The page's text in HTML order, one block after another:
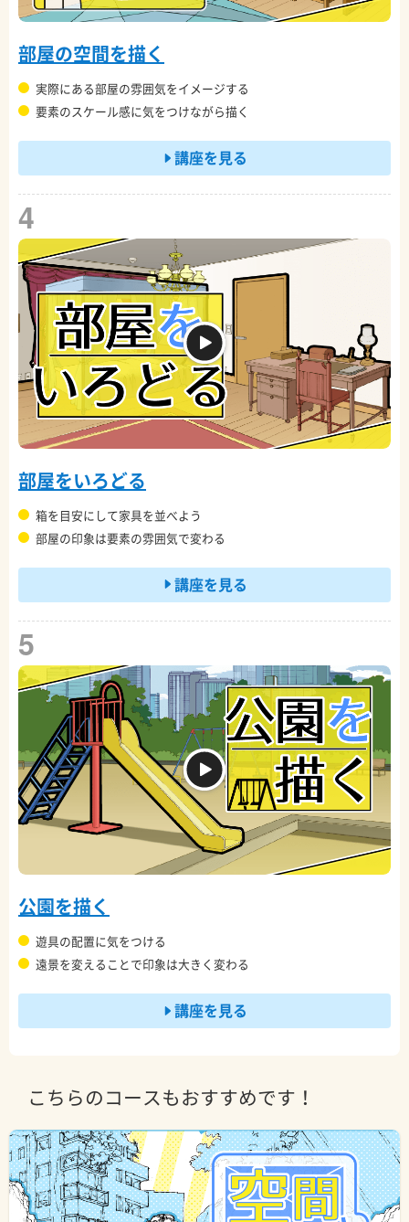
部屋の空間を描く
実際にある部屋の雰囲気をイメージする
要素のスケール感に気をつけながら描く
講座を見る
4
部屋をいろどる
箱を目安にして家具を並べよう
部屋の印象は要素の雰囲気で変わる
講座を見る
5
公園を描く
遊具の配置に気をつける
遠景を変えることで印象は大きく変わる
講座を見る
こちらのコースもおすすめです！